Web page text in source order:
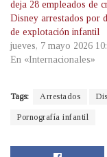
deja 28 empleados de
Disney arrestados por
de explotación infantil
jueves, 7 mayo 2026
En «Internacionales»
Tags: Arrestados
Pornografía infantil